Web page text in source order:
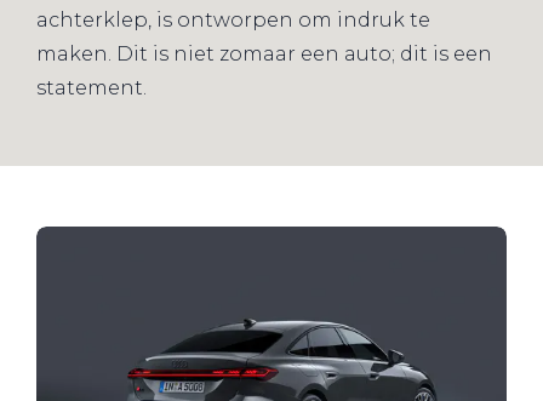
achterklep, is ontworpen om indruk te
maken. Dit is niet zomaar een auto; dit is een
statement.